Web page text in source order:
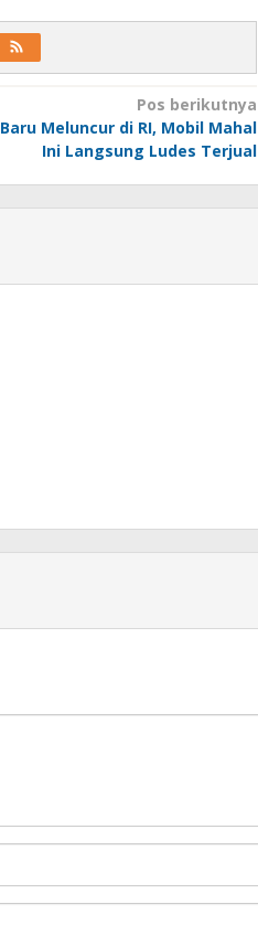
Pos berikutnya
Baru Meluncur di RI, Mobil Mahal
Ini Langsung Ludes Terjual